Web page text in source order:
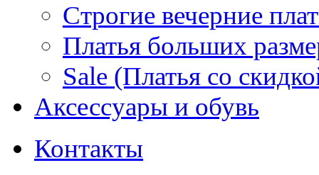
Строгие вечерние
Платья больших
Sale (Платья со
Аксессуары и обувь
Контакты